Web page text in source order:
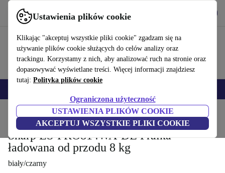
Ustawienia plików cookie
Klikając "akceptuj wszystkie pliki cookie" zgadzam się na
używanie plików cookie służących do celów analizy oraz
trackingu. Korzystamy z nich, aby analizować ruch na stronie oraz
dopasowywać wyświetlane treści. Więcej informacji znajdziesz
tutaj: Polityka plików cookie
Ograniczona użyteczność
USTAWIENIA PLIKÓW COOKIE
AKCEPTUJ WSZYSTKIE PLIKI COOKIE
Korzystaj z refurbed szybko i łatwo
Produkty Gospodarstwo domowe Duże urządzenia domowe
Sharp ES-PRO814WA-DE Pralka
ładowana od przodu 8 kg
biały/czarny